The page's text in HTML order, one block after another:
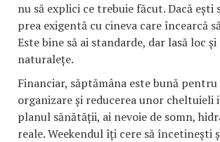
nu să explici ce trebuie făcut. Dacă ești
prea exigentă cu cineva care încearcă
Este bine să ai standarde, dar lasă loc
naturalețe.
Financiar, săptămâna este bună pentru
organizare și reducerea unor cheltuieli
planul sănătății, ai nevoie de somn,
reale. Weekendul îți cere să încetinești